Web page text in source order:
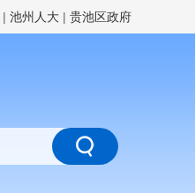
| 池州人大 | 贵池区政府